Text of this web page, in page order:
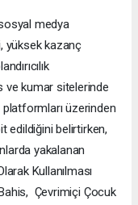
medya
yüksek kazanç
ve kumar sitelerinde
platformları üzerinden
edildiğini belirtirken,
yakalanan
Kullanılması
Bahis, Çevrimiçi Çocuk